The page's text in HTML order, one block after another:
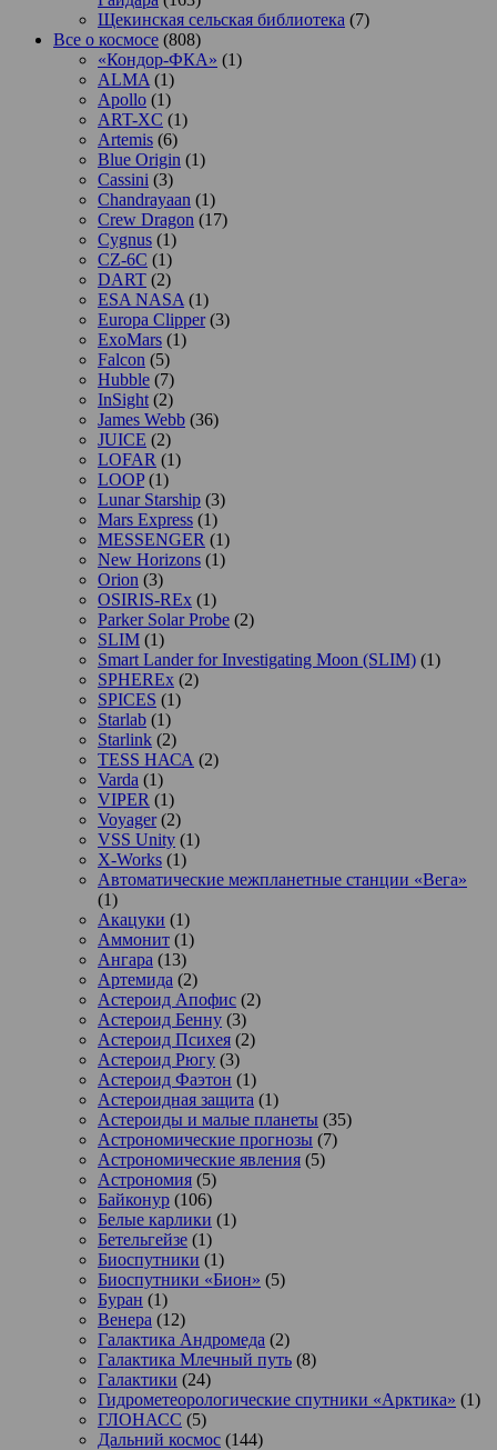
Щекинская сельская библиотека (7)
Все о космосе (808)
«Кондор-ФКА» (1)
ALMA (1)
Apollo (1)
ART-XC (1)
Artemis (6)
Blue Origin (1)
Cassini (3)
Chandrayaan (1)
Crew Dragon (17)
Cygnus (1)
CZ-6C (1)
DART (2)
ESA NASA (1)
Europa Clipper(3)
ExoMars (1)
Falcon (5)
Hubble (7)
InSight (2)
James Webb (36)
JUICE (2)
LOFAR (1)
LOOP(1)
Lunar Starship (3)
Mars Express (1)
MESSENGER (1)
New Horizons (1)
Orion (3)
OSIRIS-REx (1)
Parker Solar Probe (2)
SLIM (1)
Smart Lander for Investigating Moon (SLIM) (1)
SPHEREx (2)
SPICES (1)
Starlab (1)
Starlink (2)
TESS НАСА (2)
Varda (1)
VIPER (1)
Voyager(2)
VSS Unity (1)
X-Works (1)
Автоматические межпланетные станции «Вега»
(1)
Акацуки (1)
Аммонит (1)
Ангара (13)
Артемида (2)
Астероид Апофис (2)
Астероид Бенну (3)
Астероид Психея (2)
Астероид Рюгу (3)
Астероид Фаэтон (1)
Астероидная защита (1)
Астероиды и малые планеты (35)
Астрономические прогнозы (7)
Астрономические явления (5)
Астрономия (5)
Байконур (106)
Белые карлики (1)
Бетельгейзе (1)
Биоспутники (1)
Биоспутники «Бион» (5)
Буран (1)
Венера (12)
Галактика Андромеда (2)
Галактика Млечный путь (8)
Галактики (24)
Гидрометеорологические спутники «Арктика» (1)
ГЛОНАСС (5)
Дальний космос (144)